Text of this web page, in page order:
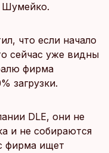
Шумейко.
что если начало
сейчас уже видны
фирма
загрузки.
DLE, они не
и не собираются
фирма ищет